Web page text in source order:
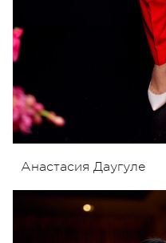
Анастасия Даугуле